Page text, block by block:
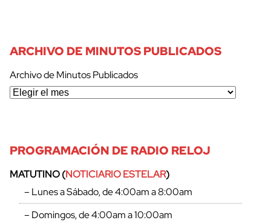
ARCHIVO DE MINUTOS PUBLICADOS
Archivo de Minutos Publicados
PROGRAMACIÓN DE RADIO RELOJ
MATUTINO (NOTICIARIO ESTELAR)
– Lunes a Sábado, de 4:00am a 8:00am
– Domingos, de 4:00am a 10:00am